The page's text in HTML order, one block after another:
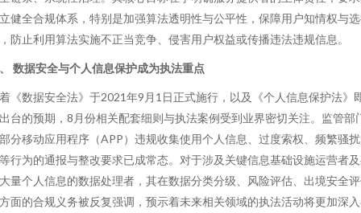
健全合规体系，特别是加强算法透明性与公平性，保障用户知情权与
防止利用算法实施不正当竞争、侵害用户权益或传播违法违规信息。
数据安全与个人信息保护成为执法重点
《数据安全法》于2021年9月1日正式施行，以及《个人信息保护法》
台的预期，8月份相关配套细则与执法案例受到业界密切关注。监管部
分移动应用程序（APP）违规收集使用个人信息、过度索权、频繁骚
行为的通报与整改要求已成常态。对于涉及关键信息基础设施运营者
量个人信息的数据处理者，其在数据分类分级、风险评估、出境安全
面的合规义务被反复强调，预示着未来相关领域的执法活动将更加深